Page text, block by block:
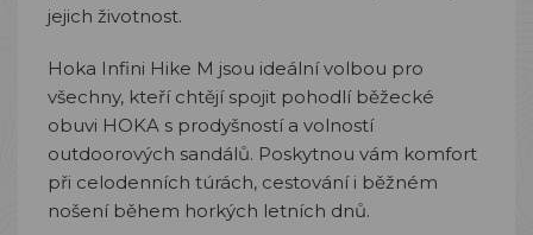
jejich životnost.
Hoka Infini Hike M jsou ideální volbou pro
všechny, kteří chtějí spojit pohodlí běžecké
obuvi HOKA s prodyšností a volností
outdoorových sandálů. Poskytnou vám komfort
při celodenních túrách, cestování i běžném
nošení během horkých letních dnů.